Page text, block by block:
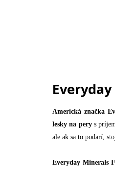
Americká značka
lesky na perys
ale ak sa to podarí,
Everyday Minerals